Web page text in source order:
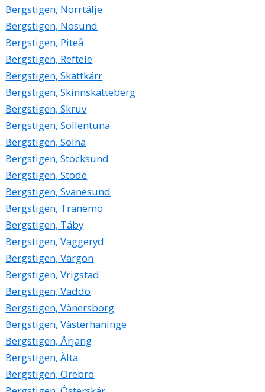
Bergstigen, Norrtälje
Bergstigen, Nösund
Bergstigen, Piteå
Bergstigen, Reftele
Bergstigen, Skattkärr
Bergstigen, Skinnskatteberg
Bergstigen, Skruv
Bergstigen, Sollentuna
Bergstigen, Solna
Bergstigen, Stocksund
Bergstigen, Stöde
Bergstigen, Svanesund
Bergstigen, Tranemo
Bergstigen, Täby
Bergstigen, Vaggeryd
Bergstigen, Vargön
Bergstigen, Vrigstad
Bergstigen, Väddö
Bergstigen, Vänersborg
Bergstigen, Västerhaninge
Bergstigen, Årjäng
Bergstigen, Älta
Bergstigen, Örebro